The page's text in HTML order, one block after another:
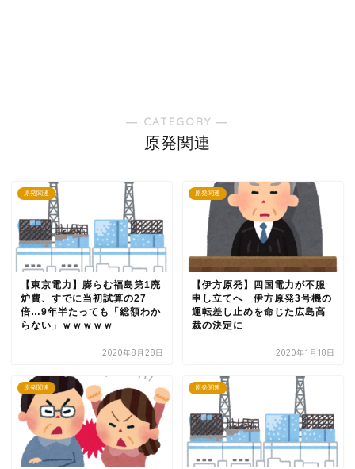
― CATEGORY ―
原発関連
原発関連
【東京電力】膨らむ福島第1廃
炉費、すでに当初試算の27
倍…9年半たっても「総額わか
らない」ｗｗｗｗｗ
2020年8月28日
原発関連
【伊方原発】四国電力が不服
申し立てへ 伊方原発3号機の
運転差し止めを命じた広島高
裁の決定に
2020年1月18日
原発関連 原発関連